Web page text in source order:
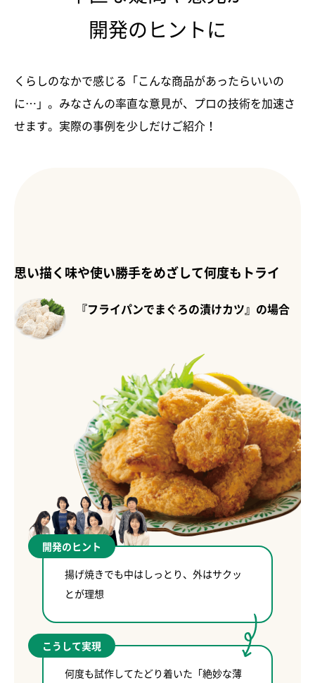
開発のヒントに
くらしのなかで感じる「こんな商品があったらいいの
に…」。みなさんの率直な意見が、プロの技術を加速さ
せます。実際の事例を少しだけご紹介！
思い描く味や使い勝手をめざして何度もトライ
『フライパンでまぐろの漬けカツ』の場合
開発のヒント
揚げ焼きでも中はしっとり、外はサクッ
とが理想
こうして実現
何度も試作してたどり着いた「絶妙な薄